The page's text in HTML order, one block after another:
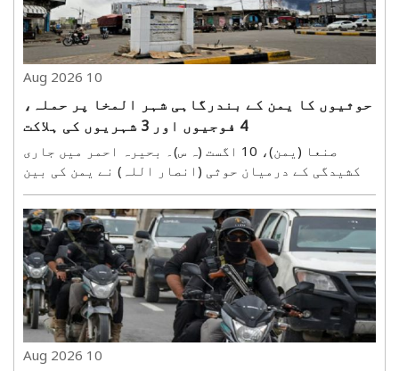
10 Aug 2026
حوثیوں کا یمن کے بندرگاہی شہر المخا پر حملہ،
4 فوجیوں اور 3 شہریوں کی ہلاکت
صنعا (یمن)، 10 اگست (ہ س)۔ بحیرہ احمر میں جاری
کشیدگی کے درمیان حوثی (انصار اللہ) نے یمن کی بین
تاریخی بندرگاہی شہر المخا پر حملہ کیا ہے۔ حوثی
باغیوں نے اتوار کے روز بیلسٹک میزائلوں اور
دھماکہ خیز ..
10 Aug 2026